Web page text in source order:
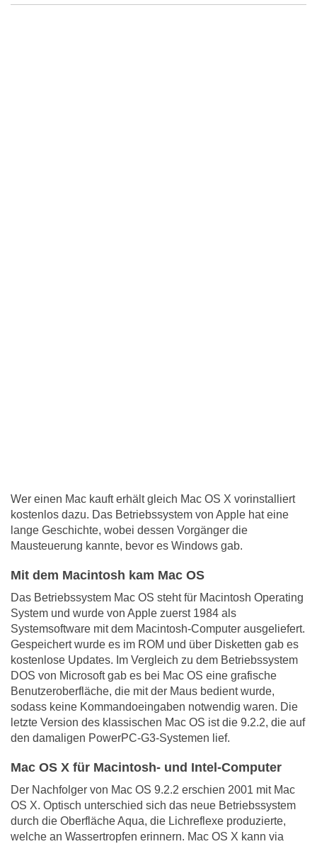
Wer einen Mac kauft erhält gleich Mac OS X vorinstalliert
kostenlos dazu. Das Betriebssystem von Apple hat eine
lange Geschichte, wobei dessen Vorgänger die
Mausteuerung kannte, bevor es Windows gab.
Mit dem Macintosh kam Mac OS
Das Betriebssystem Mac OS steht für Macintosh Operating
System und wurde von Apple zuerst 1984 als
Systemsoftware mit dem Macintosh-Computer ausgeliefert.
Gespeichert wurde es im ROM und über Disketten gab es
kostenlose Updates. Im Vergleich zu dem Betriebssystem
DOS von Microsoft gab es bei Mac OS eine grafische
Benutzeroberfläche, die mit der Maus bedient wurde,
sodass keine Kommandoeingaben notwendig waren. Die
letzte Version des klassischen Mac OS ist die 9.2.2, die auf
den damaligen PowerPC-G3-Systemen lief.
Mac OS X für Macintosh- und Intel-Computer
Der Nachfolger von Mac OS 9.2.2 erschien 2001 mit Mac
OS X. Optisch unterschied sich das neue Betriebssystem
durch die Oberfläche Aqua, die Lichreflexe produzierte,
welche an Wassertropfen erinnern. Mac OS X kann via